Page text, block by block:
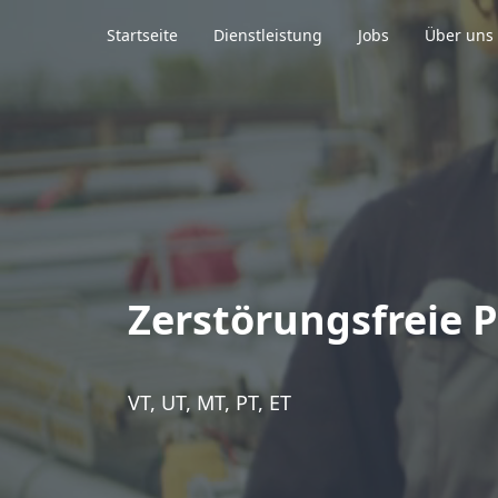
Startseite Dienstleistung Jobs Über uns
Zerstörungsfreie
VT, UT, MT, PT, ET